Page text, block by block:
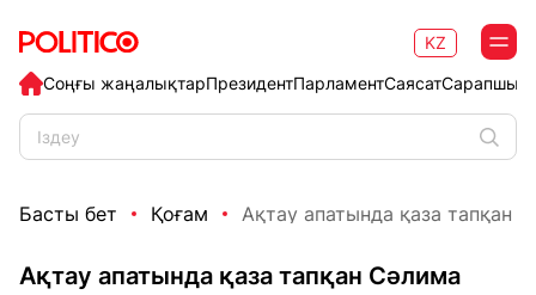
Соңғы жаңалықтарПрезидентПарламентСаясат
KZ
Басты бет Қоғам Ақтау апатында қаза тапқан
Ақтау апатында қаза тапқан Сәлима